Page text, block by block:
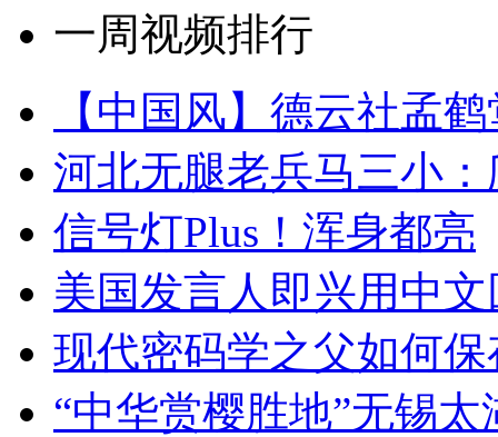
一周视频排行
【中国风】德云社孟
河北无腿老兵马三小
信号灯Plus！浑身都亮
美国发言人即兴用中
现代密码学之父如何
“中华赏樱胜地”无锡